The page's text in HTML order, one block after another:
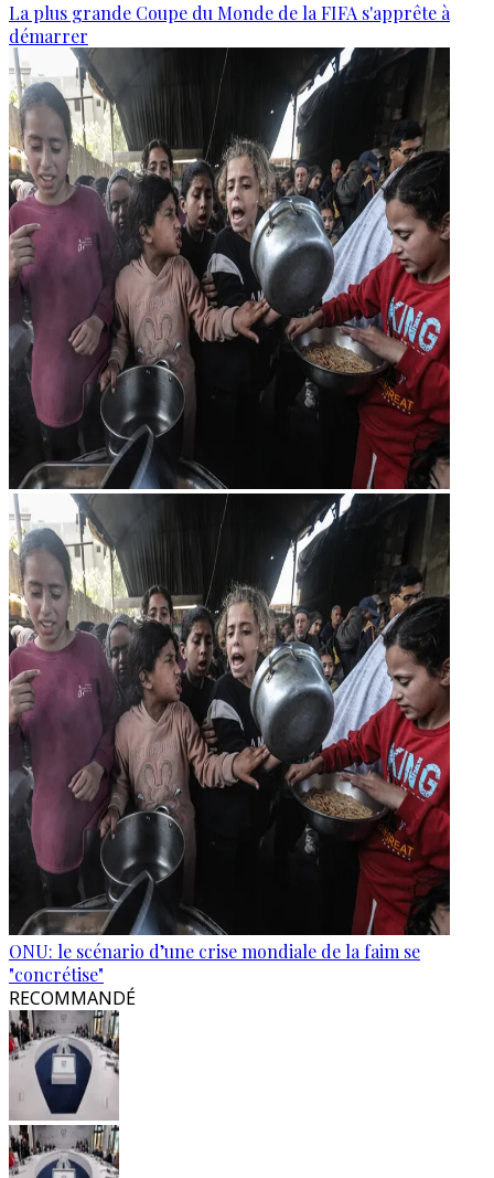
La plus grande Coupe du Monde de la FIFA s'apprête à
démarrer
ONU: le scénario d’une crise mondiale de la faim se
"concrétise"
RECOMMANDÉ